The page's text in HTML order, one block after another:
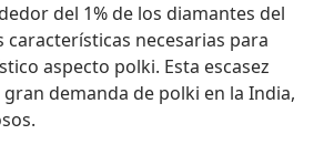
del 1% de los diamantes del
características necesarias para
aspecto polki. Esta escasez
demanda de polki en la India,